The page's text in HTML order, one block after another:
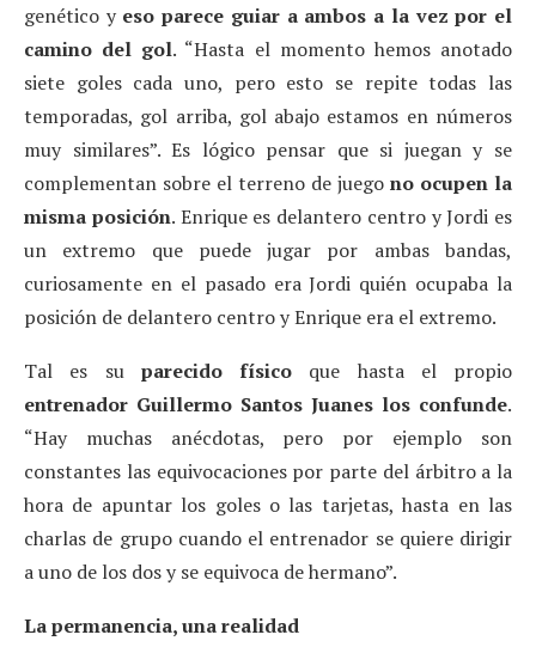
genético y eso parece guiar a ambos a la vez por el
camino del gol. “Hasta el momento hemos anotado
siete goles cada uno, pero esto se repite todas las
temporadas, gol arriba, gol abajo estamos en números
muy similares”. Es lógico pensar que si juegan y se
complementan sobre el terreno de juego no ocupen la
misma posición. Enrique es delantero centro y Jordi es
un extremo que puede jugar por ambas bandas,
curiosamente en el pasado era Jordi quién ocupaba la
posición de delantero centro y Enrique era el extremo.
Tal es su parecido físico que hasta el propio
entrenador Guillermo Santos Juanes los confunde.
“Hay muchas anécdotas, pero por ejemplo son
constantes las equivocaciones por parte del árbitro a la
hora de apuntar los goles o las tarjetas, hasta en las
charlas de grupo cuando el entrenador se quiere dirigir
a uno de los dos y se equivoca de hermano”.
La permanencia, una realidad